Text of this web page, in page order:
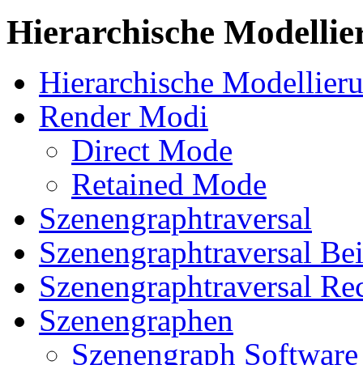
Hierarchische
Hierarchische
Render Modi
Direct Mode
Retained Mode
Szenengraphtraversal
Szenengraphtraversal
Szenengraphtraversal
Szenengraphen
Szenengraph Software